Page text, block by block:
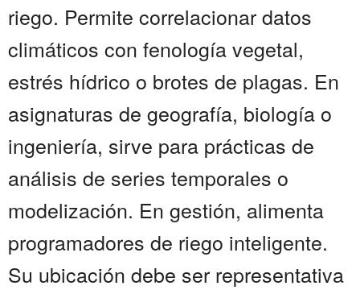
riego. Permite correlacionar datos
climáticos con fenología vegetal,
estrés hídrico o brotes de plagas. En
asignaturas de geografía, biología o
ingeniería, sirve para prácticas de
análisis de series temporales o
modelización. En gestión, alimenta
programadores de riego inteligente.
Su ubicación debe ser representativa